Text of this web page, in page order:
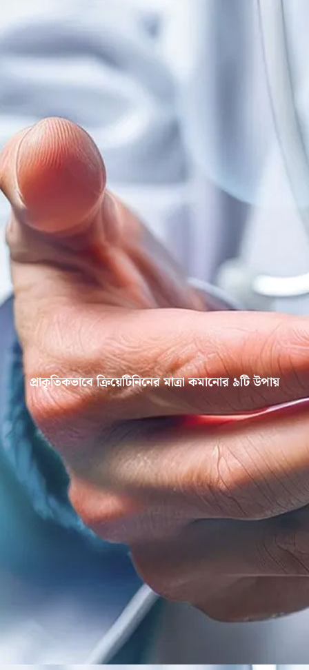
প্রাকৃতিকভাবে ক্রিয়েটিনিনের মাত্রা কমানোর ৯টি উপায়